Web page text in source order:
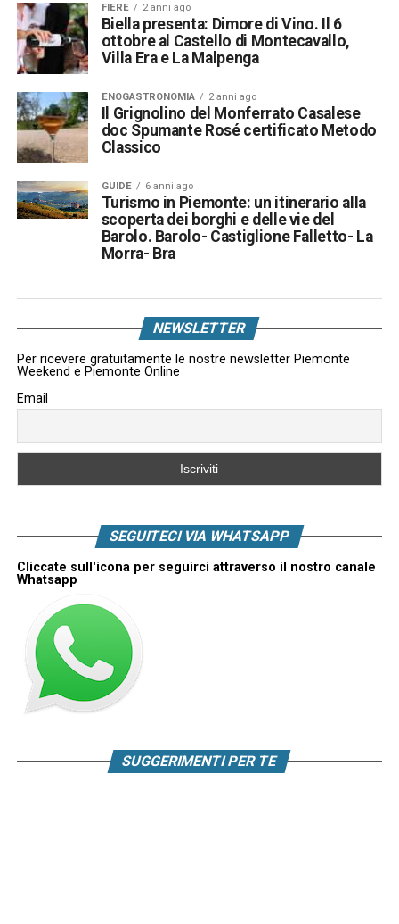
FIERE 2 anni ago
Biella presenta: Dimore di Vino. Il 6
ottobre al Castello di Montecavallo,
Villa Era e La Malpenga
ENOGASTRONOMIA 2 anni ago
Il Grignolino del Monferrato Casalese
doc Spumante Rosé certificato Metodo
Classico
GUIDE 6 anni ago
Turismo in Piemonte: un itinerario alla
scoperta dei borghi e delle vie del
Barolo. Barolo- Castiglione Falletto- La
Morra- Bra
NEWSLETTER
Per ricevere gratuitamente le nostre newsletter Piemonte
Weekend e Piemonte Online
Email
SEGUITECI VIA WHATSAPP
Cliccate sull'icona per seguirci attraverso il nostro canale
Whatsapp
SUGGERIMENTI PER TE